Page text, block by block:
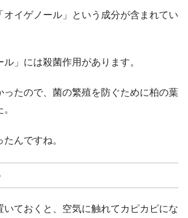
オイゲノール」という成分が含まれてい
」には殺菌作用があります。
ったので、菌の繁殖を防ぐために柏の葉
んですね。
いておくと、空気に触れてカピカピにな